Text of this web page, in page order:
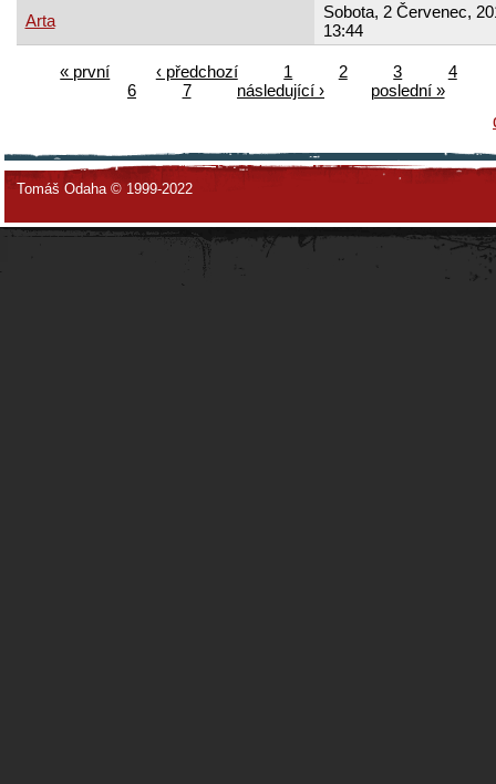
Arta
Sobota, 2 Červenec,
13:44
« první ‹ předchozí 1 2 3
4
6
7 následující ›
poslední »
Tomáš Odaha © 1999-2022